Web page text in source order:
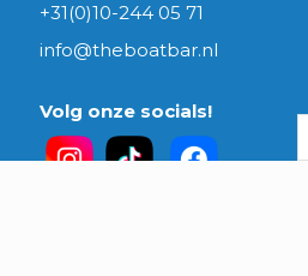
+31(0)10-244 05 71
info@theboatbar.nl
Volg onze socials!